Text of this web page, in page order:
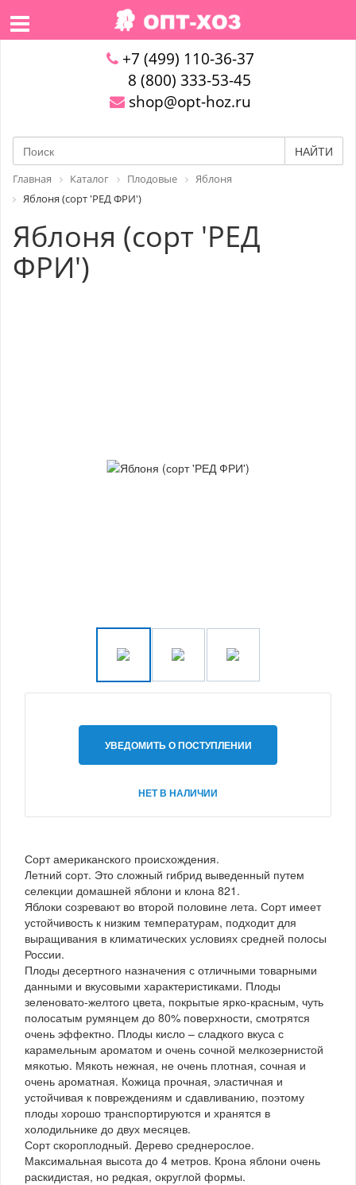
+7 (499) 110-36-37
8 (800) 333-53-45
shop@opt-hoz.ru
НАЙТИ
Главная Каталог Плодовые
Яблоня
Яблоня (сорт 'РЕД ФРИ')
Яблоня (сорт 'РЕД
ФРИ')
УВЕДОМИТЬ О ПОСТУПЛЕНИИ
НЕТ В НАЛИЧИИ
Сорт американского происхождения.
Летний сорт. Это сложный гибрид выведенный путем
селекции домашней яблони и клона 821.
Яблоки созревают во второй половине лета. Сорт имеет
устойчивость к низким температурам, подходит для
выращивания в климатических условиях средней полосы
России.
Плоды десертного назначения с отличными товарными
данными и вкусовыми характеристиками. Плоды
зеленовато-желтого цвета, покрытые ярко-красным, чуть
полосатым румянцем до 80% поверхности, смотрятся
очень эффектно. Плоды кисло – сладкого вкуса с
карамельным ароматом и очень сочной мелкозернистой
мякотью. Мякоть нежная, не очень плотная, сочная и
очень ароматная. Кожица прочная, эластичная и
устойчивая к повреждениям и сдавливанию, поэтому
плоды хорошо транспортируются и хранятся в
холодильнике до двух месяцев.
Сорт скороплодный. Дерево среднерослое.
Максимальная высота до 4 метров. Крона яблони очень
раскидистая, но редкая, округлой формы.